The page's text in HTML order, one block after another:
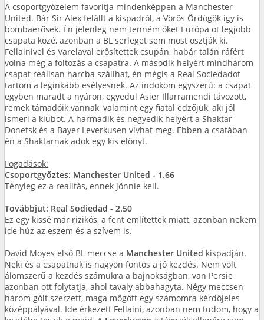
A csoportgyőzelem favoritja mindenképpen a Manchester
United. Bár Sir Alex felállt a kispadról, a Vörös Ördögök így is
bombaerősek. Én jelenleg nem tenném őket Európa öt legjobb
csapata közé, azonban a BL serleget sem most osztják ki.
Fellainivel és Varelaval erősítettek csupán, habár talán ráfért
volna még a foltozás a csapatra. A második helyért mindhárom
csapat reálisan harcba szállhat, én mégis a Real Sociedadot
tartom a leginkább esélyesnek. Az indokom egyszerű: a csapat
egyben maradt a nyáron, egyedül Asier Illarramendi távozott,
remek támadóik vannak, valamint egy fiatal edzőjük, aki jól
ismeri a klubot. A harmadik és negyedik helyért a Shaktar
Donetsk és a Bayer Leverkusen vívhat meg. Ebben a csatában
én a Shaktarnak adok egy kis előnyt.
Fogadások:
Csoportgyőztes: Manchester United - 1.66
Tényleg ez a realitás, ennek jönnie kell.
Továbbjut: Real Sodiedad - 2.50
Ez egy kissé már rizikós, a fent említettek miatt, azonban nekem
ide húz az eszem és a szívem is.
David Moyes első BL meccse a Manchester United kispadján.
Neki és a csapatnak is nagyon fontos a jó kezdés. Nem volt
álomszerű a kezdés számukra a bajnokságban, van Persie
azonban ott folytatja, ahol tavaly abbahagyta. Négy meccsen
három gólt szerzett, maga mögött egy számomra kérdőjeles
középpályával. Ide érkezett Fellaini, azonban nem tudom, hogy a